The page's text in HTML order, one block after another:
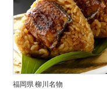
福岡県 柳川名物